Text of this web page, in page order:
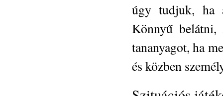
úgy tudjuk, ha
Könnyű belátni,
tananyagot, ha
és közben